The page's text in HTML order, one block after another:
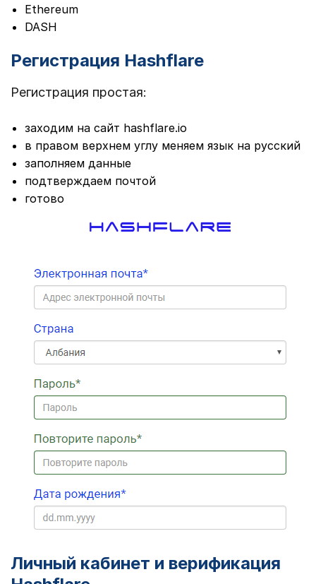
Ethereum
DASH
Регистрация Hashflare
Регистрация простая:
заходим на сайт hashflare.io
в правом верхнем углу меняем язык на русский
заполняем данные
подтверждаем почтой
готово
Личный кабинет и верификация